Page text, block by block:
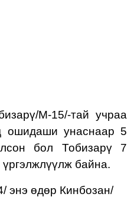
М-15/-тай учраа
ошидаши унаснаар 5
бол Тобизарү 7
байна.
/ энэ өдөр Кинбозан/